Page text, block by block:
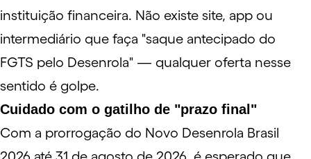
instituição financeira. Não existe site, app ou
intermediário que faça "saque antecipado do
FGTS pelo Desenrola" — qualquer oferta nesse
sentido é golpe.
Cuidado com o gatilho de "prazo final"
Com a prorrogação do Novo Desenrola Brasil